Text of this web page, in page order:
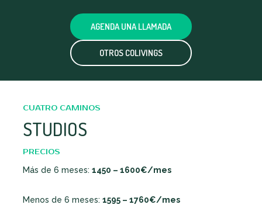
AGENDA UNA LLAMADA
OTROS COLIVINGS
CUATRO CAMINOS
STUDIOS
PRECIOS
Más de 6 meses:1450 – 1600€/mes
Menos de 6 meses:1595 – 1760€/mes